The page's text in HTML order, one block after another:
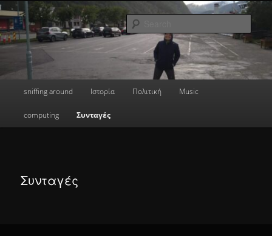
Skip
to
primary
contentdone's blog
a greek geek
sniffing around Ιστορία Πολιτική Music
computing Συνταγές
Συνταγές